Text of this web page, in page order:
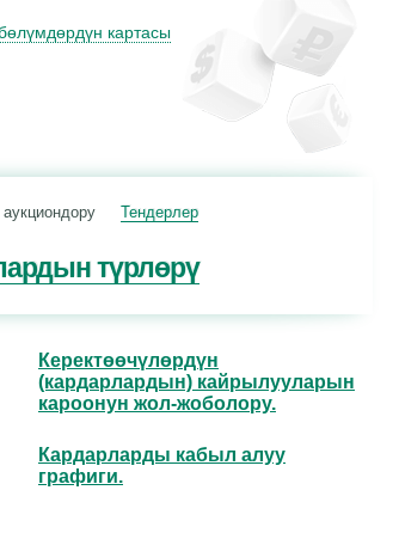
картасы
Тендерлер
түрлөрү
Керектөөчүлөрдүн
(кардарлардын) кайрылууларын
кароонун жол-жоболору.
Кардарларды кабыл алуу
графиги.